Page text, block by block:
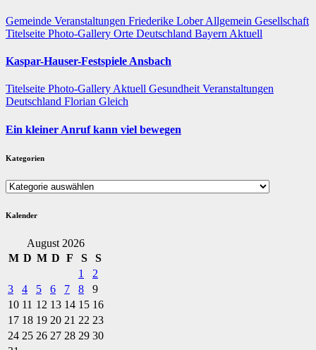
Gemeinde Veranstaltungen Friederike LoberAllgemein Gesellschaft
Titelseite Photo-Gallery Orte Deutschland Bayern Aktuell
Kaspar-Hauser-Festspiele Ansbach
Titelseite Photo-Gallery Aktuell Gesundheit Veranstaltungen
Deutschland Florian Gleich
Ein kleiner Anruf kann viel bewegen
Kategorien
Kategorien
Kalender
August 2026
M D M D F S
S
1
2
3
4 5 6 7 8
9
10 11 12 13 14 15 16
17 18 19 20 21 22 23
24 25 26 27 28 29 30